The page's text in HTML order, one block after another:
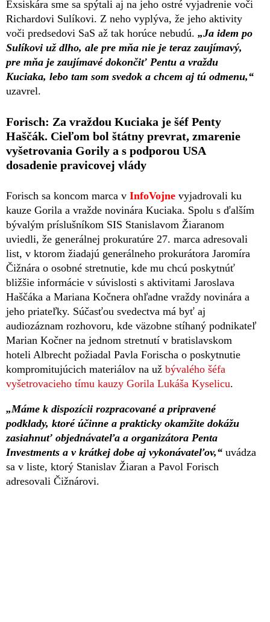
Exsiskára sme sa spýtali aj na jeho ostré vyjadrenie voči
Richardovi Sulíkovi. Z neho vyplýva, že jeho aktivity
voči predsedovi SaS až tak horúce nebudú. „Ja idem po
Sulíkovi už dlho, ale pre mňa nie je teraz zaujímavý,
pre mňa je zaujímavé dokončiť Pentu a vraždu
Kuciaka, lebo tam som svedok a chcem aj tú odmenu,“
uzavrel.
Forisch: Za vraždou Kuciaka je šéf Penty
Haščák. Cieľom bol štátny prevrat, zmarenie
vyšetrovania Gorily a s podporou USA
dosadenie pravicovej vlády
Forisch sa koncom marca v InfoVojne vyjadrovali ku
kauze Gorila a vražde novinára Kuciaka. Spolu s ďalším
bývalým príslušníkom SIS Stanislavom Žiaranom
uviedli, že generálnej prokuratúre 27. marca adresovali
list, v ktorom žiadajú generálneho prokurátora Jaromíra
Čižnára o osobné stretnutie, kde mu chcú poskytnúť
bližšie informácie v súvislosti s aktivitami Jaroslava
Haščáka a Mariana Kočnera ohľadne vraždy novinára a
jeho priateľky. Súčasťou svedectva má byť aj
audiozáznam rozhovoru, kde väzobne stíhaný podnikateľ
Marian Kočner na jednom stretnutí v bratislavskom
hoteli Albrecht požiadal Pavla Forischa o poskytnutie
kompromitujúcich materiálov na už bývalého šéfa
vyšetrovacieho tímu kauzy Gorila Lukáša Kyselicu.
„Máme k dispozícii rozpracované a pripravené
podklady, ktoré účinne a prakticky okamžite dokážu
zasiahnuť objednávateľa a organizátora Penta
Investments a v krátkej dobe aj vykonávateľov,“ uvádza
sa v liste, ktorý Stanislav Žiaran a Pavol Forisch
adresovali Čižnárovi.